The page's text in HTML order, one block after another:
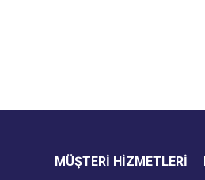
MÜŞTERİ HİZMETLERİ